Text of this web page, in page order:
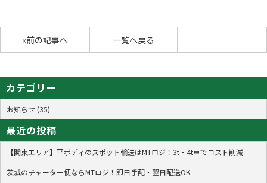
«前の記事へ 一覧へ戻る
カテゴリー
お知らせ (35)
最近の投稿
【関東エリア】平ボディのスポット輸送はMTロジ！3t・4t車でコスト削減
茨城のチャーター便ならMTロジ！即日手配・翌日配送OK